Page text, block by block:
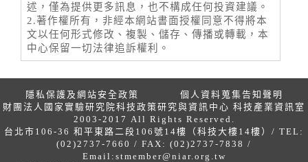
述，僅為提供更多訊息，也不構成任何投資建議。
2.著作權所有，非經本網站書面授權同意不得將本
文以任何形式修改、複製、儲存、傳播或轉載，本
中心保留一切法律追訴權利。
隱私保護及網站安全政策
個人資料蒐集告知聲明
財團法人國家實驗研究院科技政策研究與資訊中心 科技產業資訊室
2003-2017 All Rights Reserved.
台北市106-36 和平東路二段106號14樓（科技大樓14樓）/ TEL:
(02)2737-7660 / FAX: (02)2737-7838 /
Email: stmember@niar.org.tw